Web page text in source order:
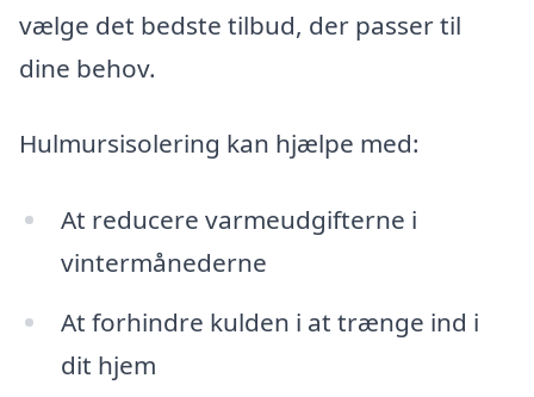
vælge det bedste tilbud, der passer til
dine behov.
Hulmursisolering kan hjælpe med:
At reducere varmeudgifterne i
vintermånederne
At forhindre kulden i at trænge ind i
dit hjem